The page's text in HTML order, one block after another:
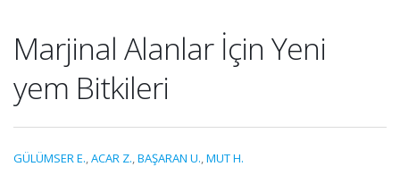
Marjinal Alanlar İçin Yeni
yem Bitkileri
GÜLÜMSER E.,ACAR Z.,BAŞARAN U.,MUT H.